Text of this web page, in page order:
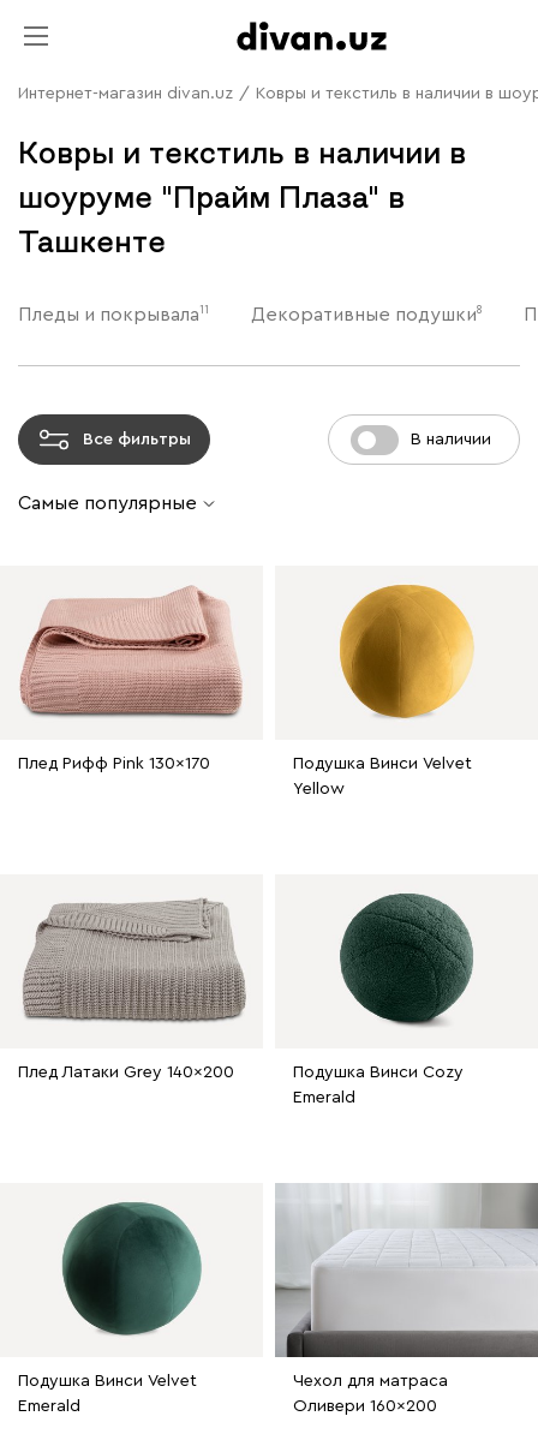
Интернет-магазин divan.uz / Ковры и текстиль в наличии в
Ковры и текстиль в наличии в
шоуруме "Прайм Плаза" в
Ташкенте
Пледы и покрывала 11 Декоративные подушки8
Все фильтры В наличии
Самые популярные
Плед Рифф Pink 130x170
Подушка Винси Velvet
Yellow
Плед Латаки Grey 140x200
Подушка Винси Cozy
Emerald
Подушка Винси Velvet
Emerald
Чехол для матраса
Оливери 160x200